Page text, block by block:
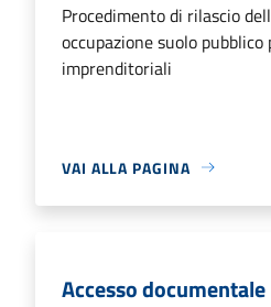
Procedimento di rilascio
occupazione suolo
imprenditoriali
VAI ALLA PAGINA
Accesso documentale